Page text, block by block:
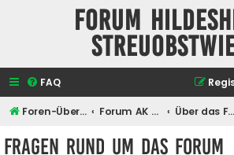
Forum
FAQ
Foren-Übersicht Forum AK Hildesheimer Streuobstwiesen Über das Forum selber
Fragen rund um das Forum